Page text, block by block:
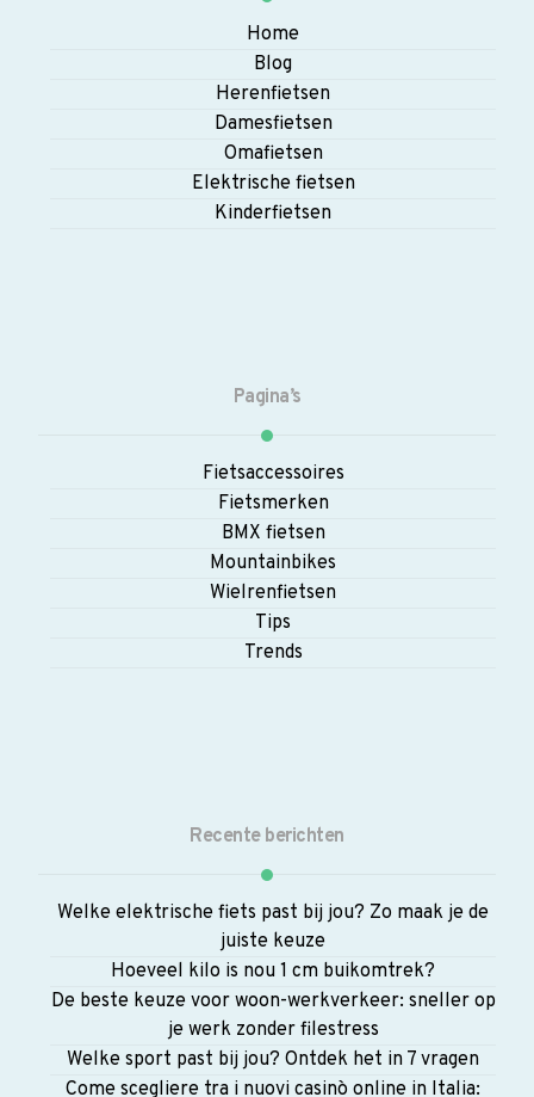
Home
Blog
Herenfietsen
Damesfietsen
Omafietsen
Elektrische fietsen
Kinderfietsen
Pagina’s
Fietsaccessoires
Fietsmerken
BMX fietsen
Mountainbikes
Wielrenfietsen
Tips
Trends
Recente berichten
Welke elektrische fiets past bij jou? Zo maak je de
juiste keuze
Hoeveel kilo is nou 1 cm buikomtrek?
De beste keuze voor woon-werkverkeer: sneller op
je werk zonder filestress
Welke sport past bij jou? Ontdek het in 7 vragen
Come scegliere tra i nuovi casinò online in Italia: